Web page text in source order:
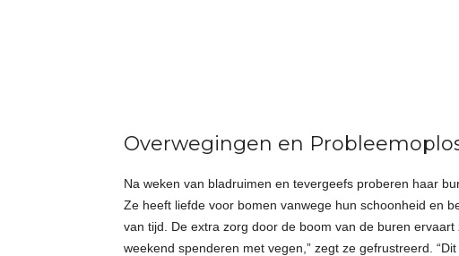
Overwegingen en
Na weken van bladruimen en tevergeefs proberen haar
Ze heeft liefde voor bomen vanwege hun schoonheid en
van tijd. De extra zorg door de boom van de buren
weekend spenderen met vegen,” zegt ze gefrustreerd.